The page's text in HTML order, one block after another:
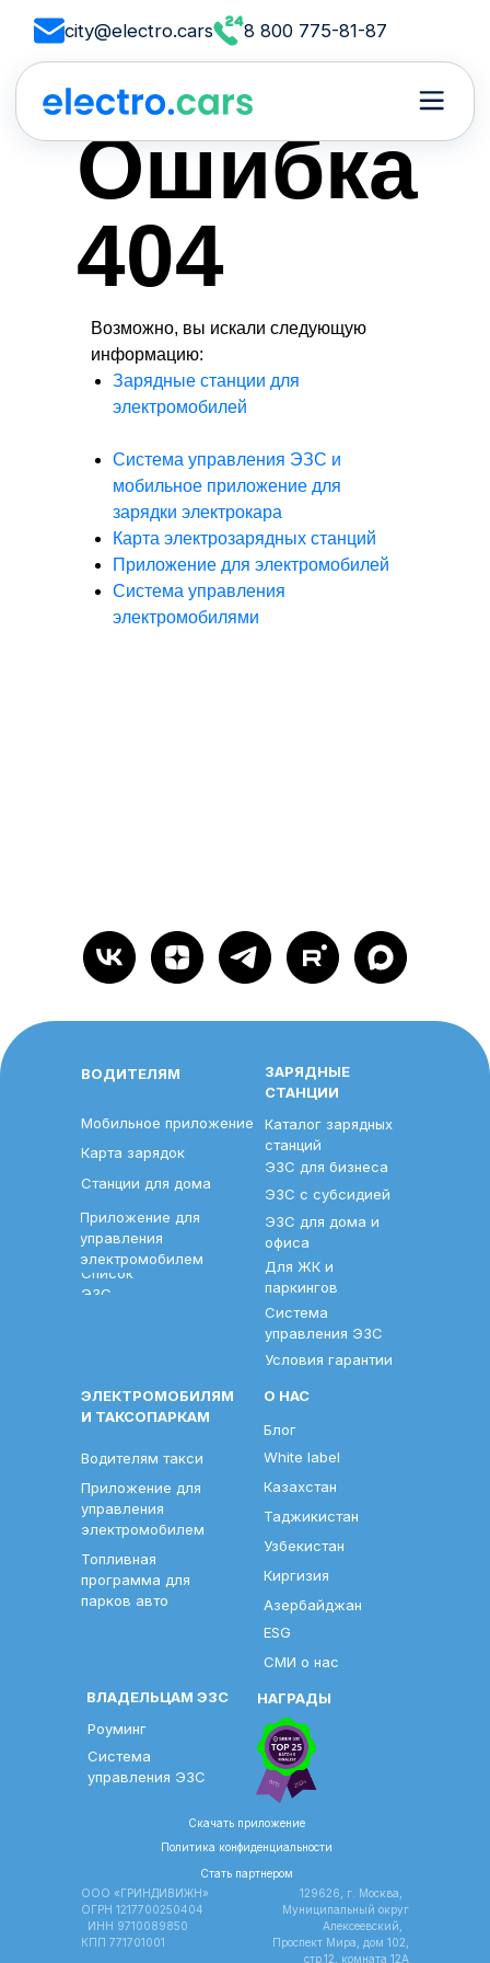
city@electro.cars 8 800 775-81-87
Ошибка
404
Возможно, вы искали следующую
информацию:
Зарядные станции для
электромобилей
Система управления ЭЗС и
мобильное приложение для
зарядки электрокара
Карта электрозарядных станций
Приложение для электромобилей
Система управления
электромобилями
Стать партнером
Скачать приложение
Политика конфиденциальности
ООО «ГРИНДИВИЖН»
ОГРН 1217700250404
ИНН 9710089850
КПП 771701001
129626, г. Москва,
Муниципальный округ
Алексеевский,
Проспект Мира, дом 102,
стр.12, комната 12A
Мобильное приложение
Карта зарядок
Список
ЭЗС
Станции для дома
Приложение для
управления
электромобилем
ЭЗС для дома и
офиса
ЭЗС с субсидией
ЭЗС для бизнеса
Каталог зарядных
станций
Система
управления ЭЗС
Условия гарантии
Приложение для
управления
электромобилем
Водителям такси
Топливная
программа для
парков авто
Блог
Азербайджан
Киргизия
Узбекистан
Таджикистан
Казахстан
White label
СМИ о нас
ESG
Роуминг
Система
управления ЭЗС
ВОДИТЕЛЯМ
ВЛАДЕЛЬЦАМ ЭЗС
О НАС
ЭЛЕКТРОМОБИЛЯМ
И ТАКСОПАРКАМ
ЗАРЯДНЫЕ
СТАНЦИИ
Для ЖК и
паркингов
НАГРАДЫ